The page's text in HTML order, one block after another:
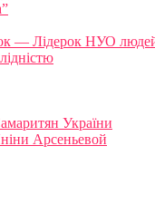
— Лідерок НУО людей
України
Арсеньевой